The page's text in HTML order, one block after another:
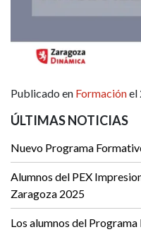
Publicado en Formaciónel
ÚLTIMAS NOTICIAS
Nuevo Programa
Alumnos del PEX
Zaragoza 2025
Los alumnos del